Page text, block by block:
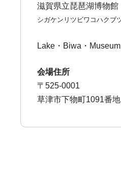
滋賀県立琵琶湖博物館
シガケンリツビワコハクブ
Lake・Biwa・Museum
会場住所
〒525-0001
草津市下物町1091番地